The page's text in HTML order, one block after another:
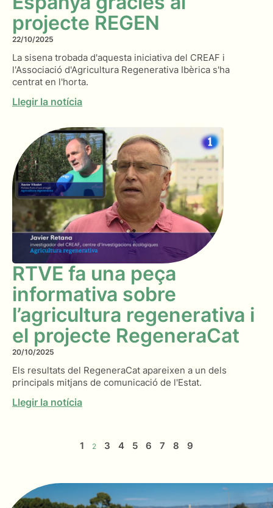
projecte REGEN
22/10/2025
La sisena trobada d'aquesta iniciativa del CREAF i
l'Associació d'Agricultura Regenerativa Ibèrica s'ha
centrat en l'horta.
Llegir la notícia
RTVE fa una peça
informativa sobre
l’agricultura regenerativa i
el projecte RegeneraCat
20/10/2025
Els resultats del RegeneraCat apareixen a un dels
principals mitjans de comunicació de l'Estat.
Llegir la notícia
1 2 3 4 5 6 7 8 9